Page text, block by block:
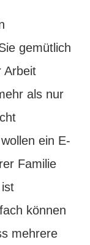
gemütlich
Arbeit
als nur
ein E-
Familie
können
mehrere